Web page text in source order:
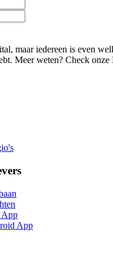
maar iedereen is even
Meer weten? Check onze
App
App